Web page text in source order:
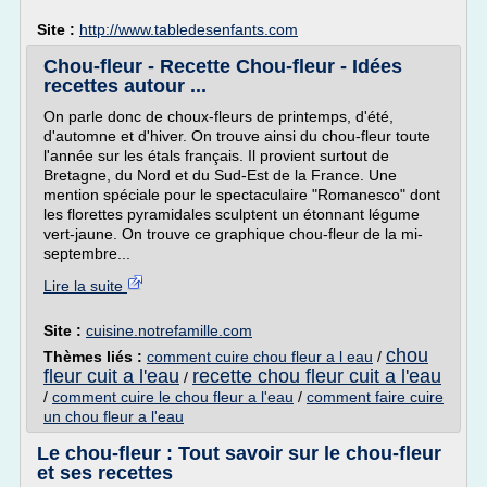
Site : http://www.tabledesenfants.com
Chou-fleur - Recette Chou-fleur - Idées
recettes autour ...
On parle donc de choux-fleurs de printemps, d'été,
d'automne et d'hiver. On trouve ainsi du chou-fleur toute
l'année sur les étals français. Il provient surtout de
Bretagne, du Nord et du Sud-Est de la France. Une
mention spéciale pour le spectaculaire "Romanesco" dont
les florettes pyramidales sculptent un étonnant légume
vert-jaune. On trouve ce graphique chou-fleur de la mi-
septembre...
Lire la suite
Site : cuisine.notrefamille.com
Thèmes liés : comment cuire chou fleur a l eau / chou
fleur cuit a l'eau / recette chou fleur cuit a l'eau
/ comment cuire le chou fleur a l'eau / comment faire cuire
un chou fleur a l'eau
Le chou-fleur : Tout savoir sur le chou-fleur
et ses recettes